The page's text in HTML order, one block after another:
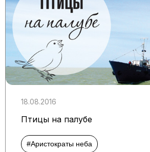
18.08.2016
Птицы на палубе
#Аристократы неба